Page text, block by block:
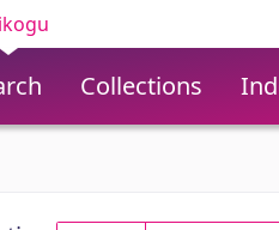
Collections